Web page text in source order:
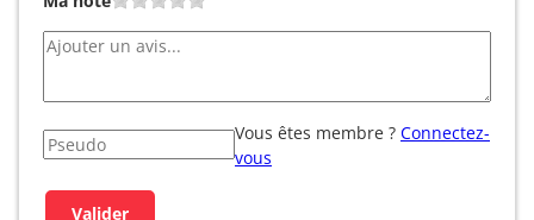
Vous êtes membre ? Connectez-
vous